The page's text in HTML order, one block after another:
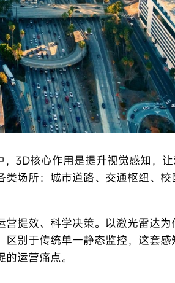
3D核心作用是提升视觉感知，
场所：城市道路、交通枢纽、
提效、科学决策。以激光雷达为
别于传统单一静态监控，这套感
运营痛点。